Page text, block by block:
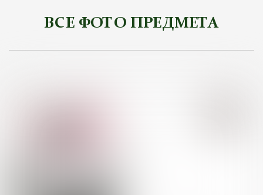
ВСЕ ФОТО ПРЕДМЕТА